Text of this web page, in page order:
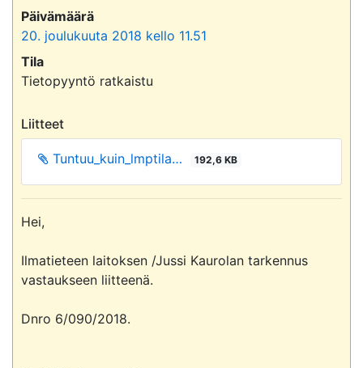
Päivämäärä
20. joulukuuta 2018 kello 11.51
Tila
Tietopyyntö ratkaistu
Liitteet
Tuntuu_kuin_lmptila… 192,6 KB
Hei,
Ilmatieteen laitoksen /Jussi Kaurolan tarkennus
vastaukseen liitteenä.
Dnro 6/090/2018.